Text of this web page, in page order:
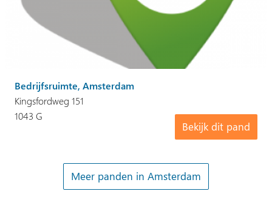
Bedrijfsruimte, Amsterdam
Kingsfordweg 151
Bekijk dit pand
1043 G
Meer panden in Amsterdam